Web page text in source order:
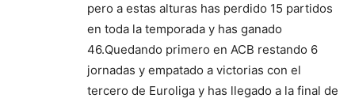
pero a estas alturas has perdido 15 partidos
en toda la temporada y has ganado
46.Quedando primero en ACB restando 6
jornadas y empatado a victorias con el
tercero de Euroliga y has llegado a la final de